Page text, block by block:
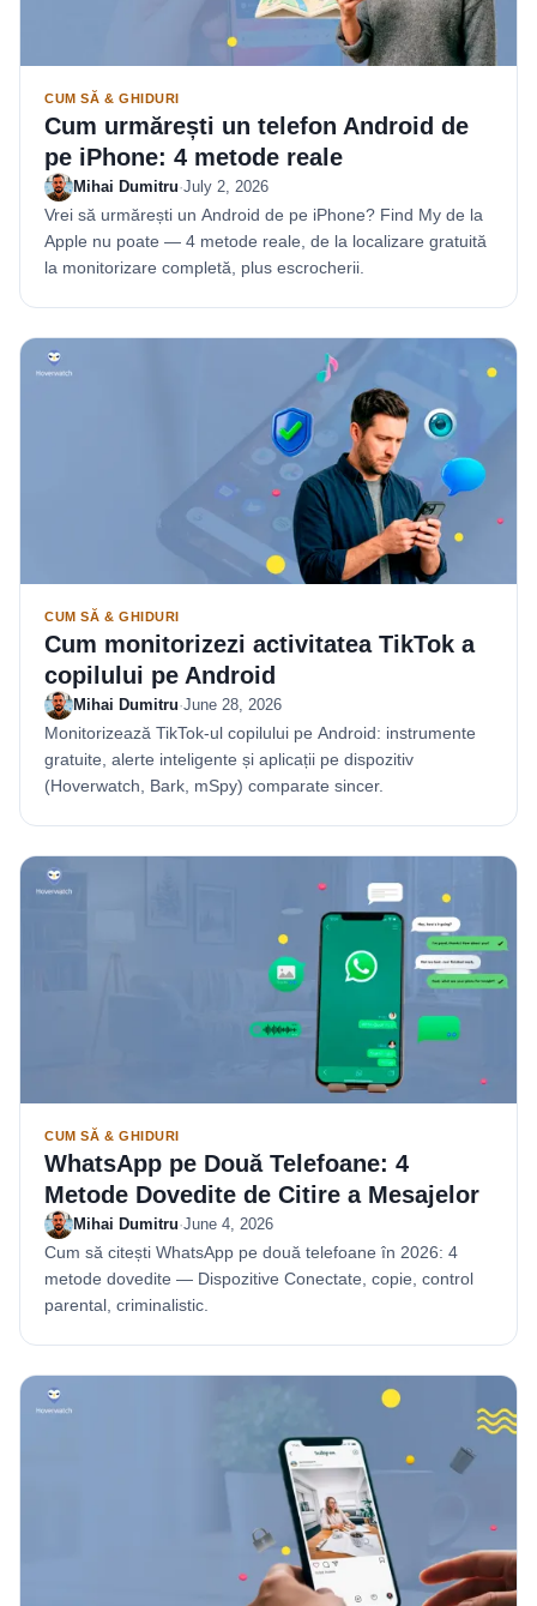
CUM SĂ & GHIDURI
Cum urmărești un telefon Android de
pe iPhone: 4 metode reale
Mihai Dumitru·July 2, 2026
Vrei să urmărești un Android de pe iPhone? Find My de la
Apple nu poate — 4 metode reale, de la localizare gratuită
la monitorizare completă, plus escrocherii.
CUM SĂ & GHIDURI
Cum monitorizezi activitatea TikTok a
copilului pe Android
Mihai Dumitru·June 28, 2026
Monitorizează TikTok-ul copilului pe Android: instrumente
gratuite, alerte inteligente și aplicații pe dispozitiv
(Hoverwatch, Bark, mSpy) comparate sincer.
CUM SĂ & GHIDURI
WhatsApp pe Două Telefoane: 4
Metode Dovedite de Citire a Mesajelor
Mihai Dumitru·June 4, 2026
Cum să citești WhatsApp pe două telefoane în 2026: 4
metode dovedite — Dispozitive Conectate, copie, control
parental, criminalistic.